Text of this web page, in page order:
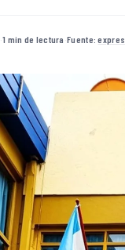
·1 min de lectura ·Fuente: